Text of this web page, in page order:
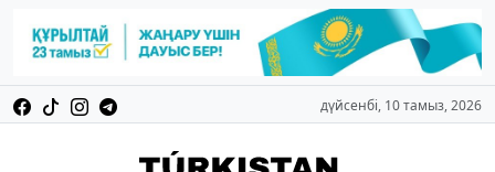
дүйсенбі, 10 тамыз, 2026